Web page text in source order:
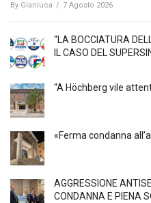
By Gianluca / 7 Agosto 2026
“LA BOCCIATURA
IL CASO DEL
“A Höchberg vile
«Ferma condanna
AGGRESSIONE
CONDANNA E PIENA